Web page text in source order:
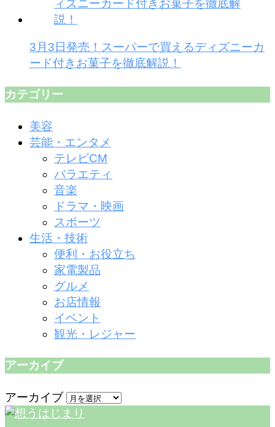
3月3日発売！スーパーで買えるディズニーカ
ード付きお菓子を徹底解説！
カテゴリー
美容
芸能・エンタメ
テレビCM
バラエティ
音楽
ドラマ・映画
スポーツ
生活・技術
便利・お役立ち
家電製品
グルメ
お店情報
イベント
観光・レジャー
アーカイブ
アーカイブ